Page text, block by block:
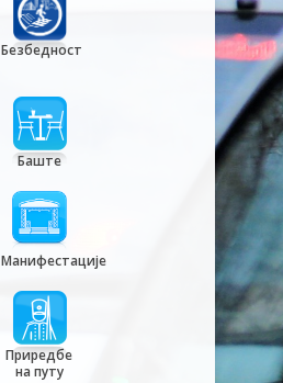
Безбедност
Баште
Манифестације
Приредбе
на путу